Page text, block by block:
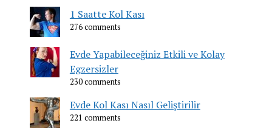
1 Saatte Kol Kası
276 comments
Evde Yapabileceğiniz Etkili ve Kolay
Egzersizler
230 comments
Evde Kol Kası Nasıl Geliştirilir
221 comments